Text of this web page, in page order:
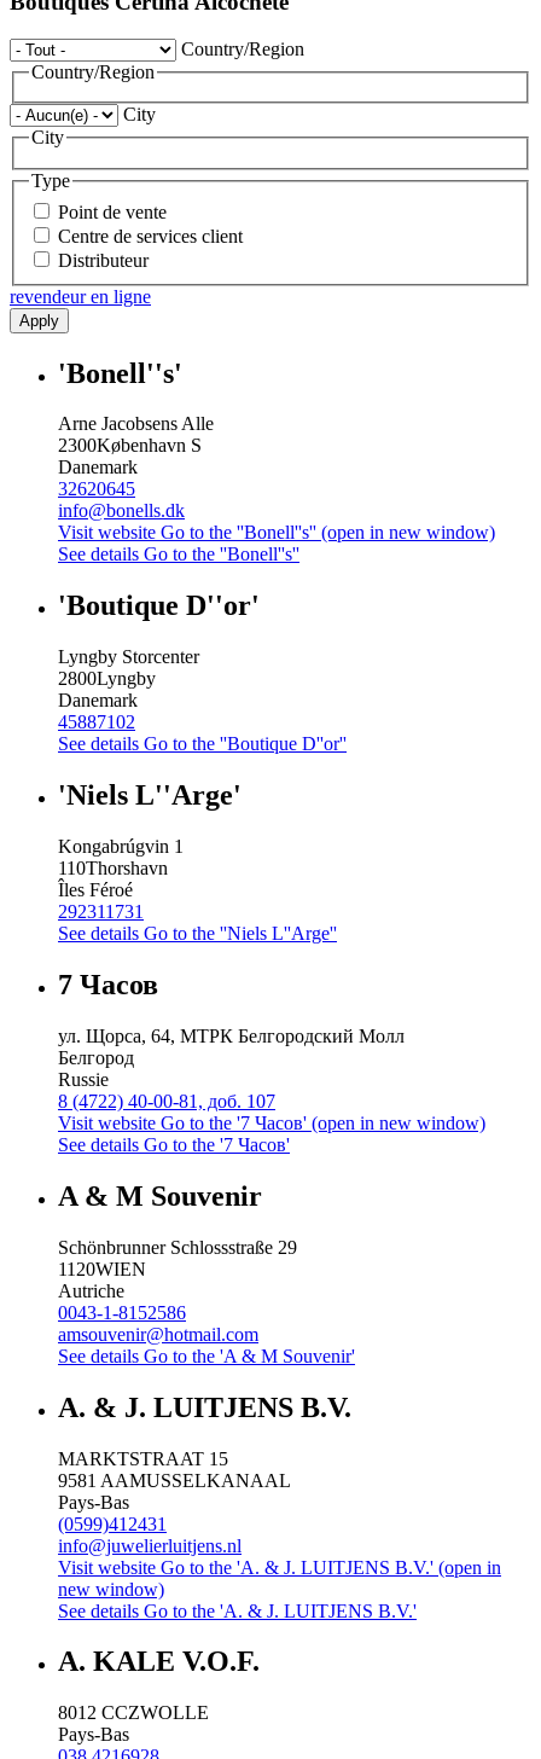
Country/Region
Country/Region
City
City
Type
Point de vente
Centre de services client
Distributeur
revendeur en ligne
Apply
'Bonell''s'
Arne Jacobsens Alle
2300København S
Danemark
32620645
info@bonells.dk
Visit website Go to the ''Bonell''s'' (open in new window)
See details Go to the ''Bonell''s''
'Boutique D''or'
Lyngby Storcenter
2800Lyngby
Danemark
45887102
See details Go to the ''Boutique D''or''
'Niels L''Arge'
Kongabrúgvin 1
110Thorshavn
Îles Féroé
292311731
See details Go to the ''Niels L''Arge''
7 Часов
ул. Щорса, 64, МТРК Белгородский Молл
Белгород
Russie
8 (4722) 40-00-81, доб. 107
Visit website Go to the '7 Часов' (open in new window)
See details Go to the '7 Часов'
A & M Souvenir
Schönbrunner Schlossstraße 29
1120WIEN
Autriche
0043-1-8152586
amsouvenir@hotmail.com
See details Go to the 'A & M Souvenir'
A. & J. LUITJENS B.V.
MARKTSTRAAT 15
9581 AAMUSSELKANAAL
Pays-Bas
(0599)412431
info@juwelierluitjens.nl
Visit website Go to the 'A. & J. LUITJENS B.V.' (open in
new window)
See details Go to the 'A. & J. LUITJENS B.V.'
A. KALE V.O.F.
8012 CCZWOLLE
Pays-Bas